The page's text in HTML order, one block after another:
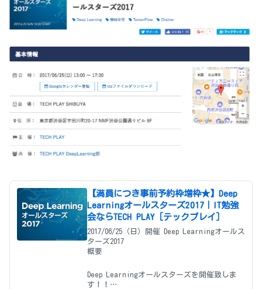
【満員につき事前予約枠増枠★】Deep
Learningオールスターズ2017｜IT勉強
会ならTECH PLAY［テックプレイ］
2017/06/25（日）開催 Deep Learningオールス
ターズ2017
概要
Deep Learningオールスターズを開催致しま
す！！